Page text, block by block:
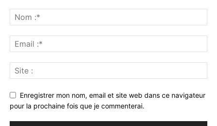
Enregistrer mon nom, email et site web dans ce navigateur
pour la prochaine fois que je commenterai.